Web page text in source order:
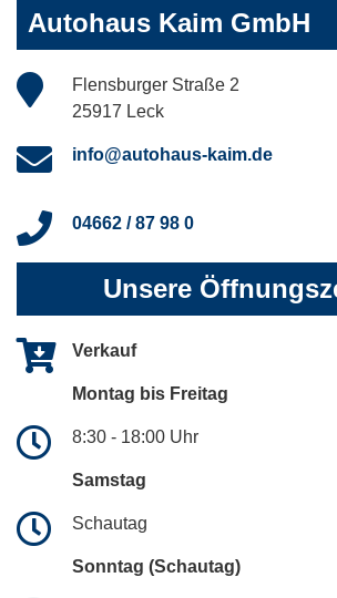
Autohaus Kaim GmbH
Flensburger Straße 2
25917 Leck
info@autohaus-kaim.de
04662 / 87 98 0
Unsere
Verkauf
Montag bis Freitag
8:30 - 18:00 Uhr
Samstag
Schautag
Sonntag (Schautag)